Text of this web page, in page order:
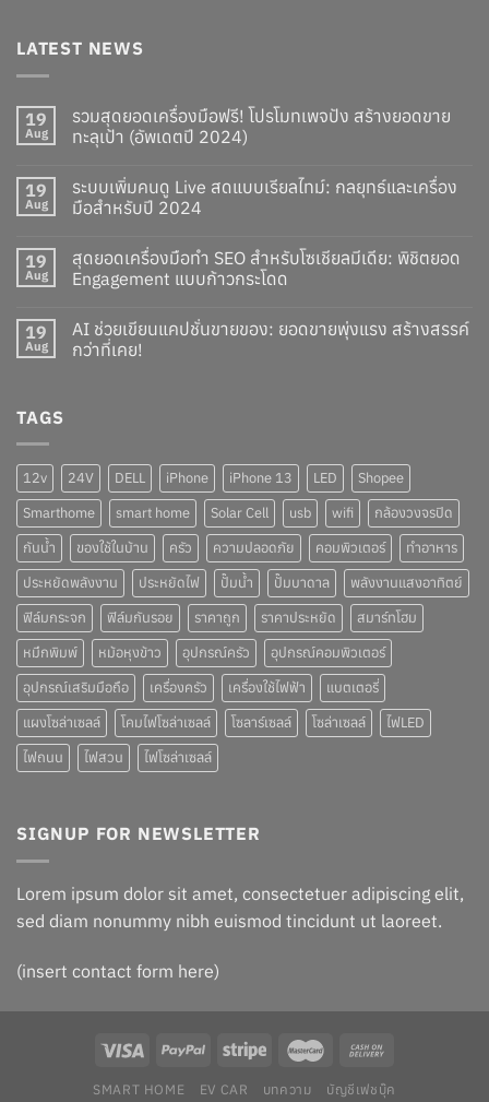
LATEST NEWS
19
Aug
รวมสุดยอดเครื่องมือฟรี! โปรโมทเพจปัง สร้างยอดขาย
ทะลุเป้า (อัพเดตปี 2024)
19
Aug
ระบบเพิ่มคนดู Live สดแบบเรียลไทม์: กลยุทธ์และเครื่อง
มือสำหรับปี 2024
19
Aug
สุดยอดเครื่องมือทำ SEO สำหรับโซเชียลมีเดีย: พิชิตยอด
Engagement แบบก้าวกระโดด
19
Aug
AI ช่วยเขียนแคปชั่นขายของ: ยอดขายพุ่งแรง สร้างสรรค์
กว่าที่เคย!
TAGS
12v 24V DELL iPhone iPhone 13 LED
Shopee
Smarthome
smart home Solar Cell usb wifi
กล้องวงจรปิด
กันน้ำ
ของใช้ในบ้าน ครัว ความปลอดภัย คอมพิวเตอร์
ทำอาหาร
ประหยัดพลังงาน
ประหยัดไฟ ปั๊มน้ำ ปั๊มบาดาล
พลังงานแสงอาทิตย์
ฟิล์มกระจก
ฟิล์มกันรอย ราคาถูก ราคาประหยัด
สมาร์ทโฮม
หมึกพิมพ์
หม้อหุงข้าว อุปกรณ์ครัว
อุปกรณ์คอมพิวเตอร์
อุปกรณ์เสริมมือถือ
เครื่องครัว เครื่องใช้ไฟฟ้า
แบตเตอรี่
แผงโซล่าเซลล์
โคมไฟโซล่าเซลล์ โซลาร์เซลล์ โซล่าเซลล์
ไฟLED
ไฟถนน
ไฟสวน ไฟโซล่าเซลล์
SIGNUP FOR NEWSLETTER
Lorem ipsum dolor sit amet, consectetuer adipiscing elit,
sed diam nonummy nibh euismod tincidunt ut laoreet.
(insert contact form here)
SMART HOME EV CAR บทความ บัญชีเฟชบุ๊ค